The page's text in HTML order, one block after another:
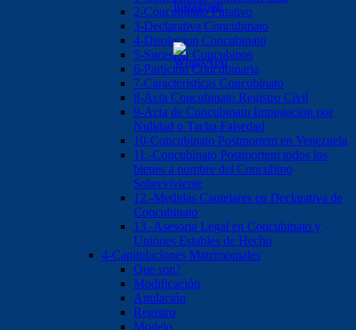
2-Concubinato Putativo
3-Declarativa Concubinato
4-Disolucion Concubinato
5-Sucesión Concubinos
6-Partición Concubinaria
7-Caracteristicas Concubinato
8-Acta Concubinato Registro Civil
9-Acta de Concubinato Impugacion por
Nulidad o Tacha Falsedad
10-Concubinato Postmortem en Venezuela
11.-Concubinato Postmortem todos los
bienes a nombre del Concubino
Sobreviviente
12.-Medidas Cautelares en Declarativa de
Concubinato
13.-Asesoria Legal en Concubinato y
Uniones Estables de Hecho
4-Capitulaciones Matrimoniales
Que son?
Modificación
Anulación
Registro
Modelo